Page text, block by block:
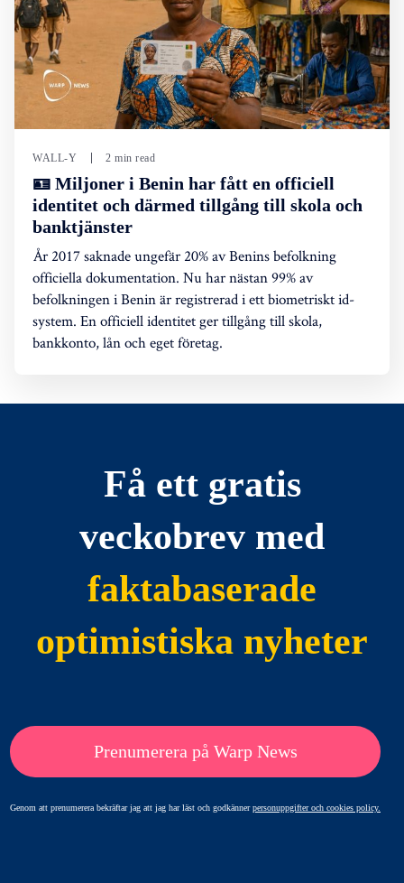
WALL-Y 2 min read
🪪 Miljoner i Benin har fått en officiell
identitet och därmed tillgång till skola och
banktjänster
År 2017 saknade ungefär 20% av Benins befolkning
officiella dokumentation. Nu har nästan 99% av
befolkningen i Benin är registrerad i ett biometriskt id-
system. En officiell identitet ger tillgång till skola,
bankkonto, lån och eget företag.
Få ett gratis
veckobrev med
faktabaserade
optimistiska nyheter
Prenumerera på Warp News
Genom att prenumerera bekräftar jag att jag har läst och godkännerpersonuppgifter och cookies policy.